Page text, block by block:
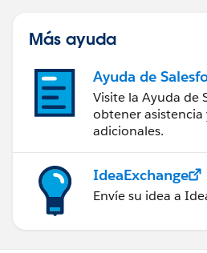
Más ayuda
Ayuda de
Visite la Ayuda de
obtener asistencia
adicionales.
IdeaExchange
Envíe su idea a